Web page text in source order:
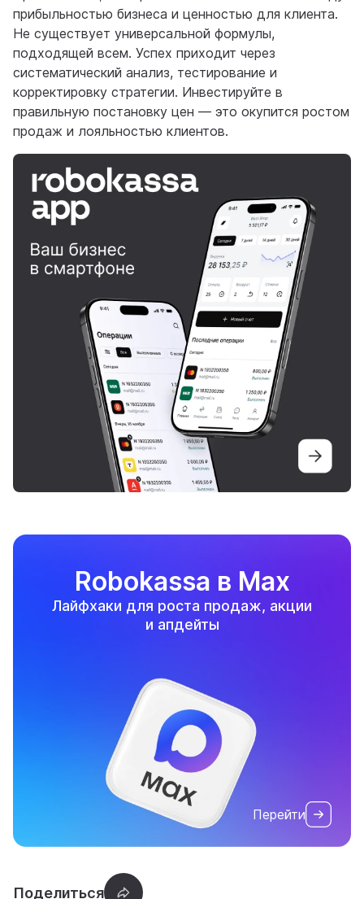
прибыльностью бизнеса и ценностью для клиента.
Не существует универсальной формулы,
подходящей всем. Успех приходит через
систематический анализ, тестирование и
корректировку стратегии. Инвестируйте в
правильную постановку цен — это окупится ростом
продаж и лояльностью клиентов.
Robokassa в Max
Лайфхаки для роста продаж, акции
и апдейты
Перейти